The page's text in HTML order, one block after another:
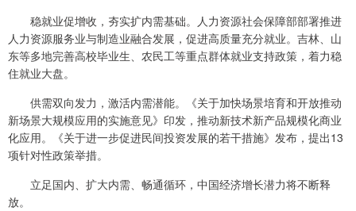
稳就业促增收，夯实扩内需基础。人力资源社会保障部部署推进
人力资源服务业与制造业融合发展，促进高质量充分就业。吉林、山
东等多地完善高校毕业生、农民工等重点群体就业支持政策，着力稳
住就业大盘。
供需双向发力，激活内需潜能。《关于加快场景培育和开放推动
新场景大规模应用的实施意见》印发，推动新技术新产品规模化商业
化应用。《关于进一步促进民间投资发展的若干措施》发布，提出13
项针对性政策举措。
立足国内、扩大内需、畅通循环，中国经济增长潜力将不断释
放。